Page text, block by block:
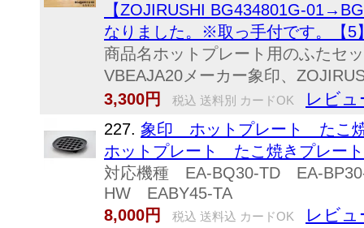
【ZOJIRUSHI BG434801G-
なりました。※取っ手付です。【5
商品名ホットプレート用のふたセ
VBEAJA20メーカー象印、
3,300円
税込 送料別 カードOK レビュ
227. 象印 ホットプレート たこ
ホットプレート たこ焼きプレー
対応機種 EA-BQ30-TD EA-
HW EABY45-TA
8,000円
税込 送料込 カードOK
レビュ